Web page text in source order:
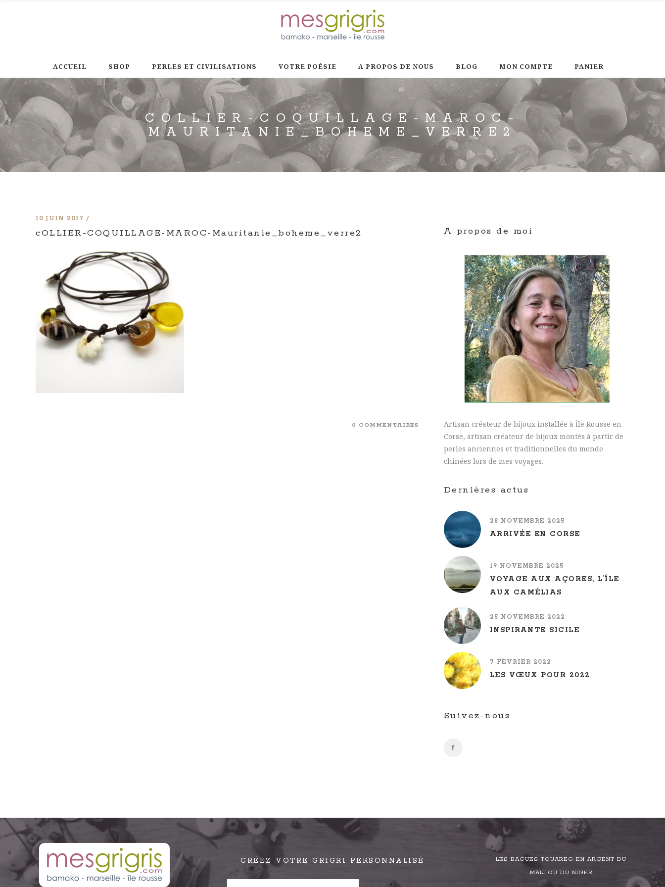
ACCUEIL SHOP PERLES ET CIVILISATIONS VOTRE POÉSIE A PROPOS DE NOUS BLOG MON COMPTE PANIER
COLLIER-COQUILLAGE-MAROC-
MAURITANIE_BOHEME_VERRE2
10 JUIN 2017
cOLLIER-COQUILLAGE-MAROC-Mauritanie_boheme_verre2
0 COMMENTAIRES
A propos de moi
Artisan créateur de bijoux installée à Île Rousse en
Corse, artisan créateur de bijoux montés à partir de
perles anciennes et traditionnelles du monde
chinées lors de mes voyages.
Dernières actus
28 NOVEMBRE 2025
ARRIVÉE EN CORSE
19 NOVEMBRE 2025
VOYAGE AUX AÇORES, L’ÎLE
AUX CAMÉLIAS
25 NOVEMBRE 2022
INSPIRANTE SICILE
7 FÉVRIER 2022
LES VŒUX POUR 2022
Suivez-nous
CRÉEZ VOTRE GRIGRI PERSONNALISÉ
LES BAGUES TOUAREG EN ARGENT DU
MALI OU DU NIGER